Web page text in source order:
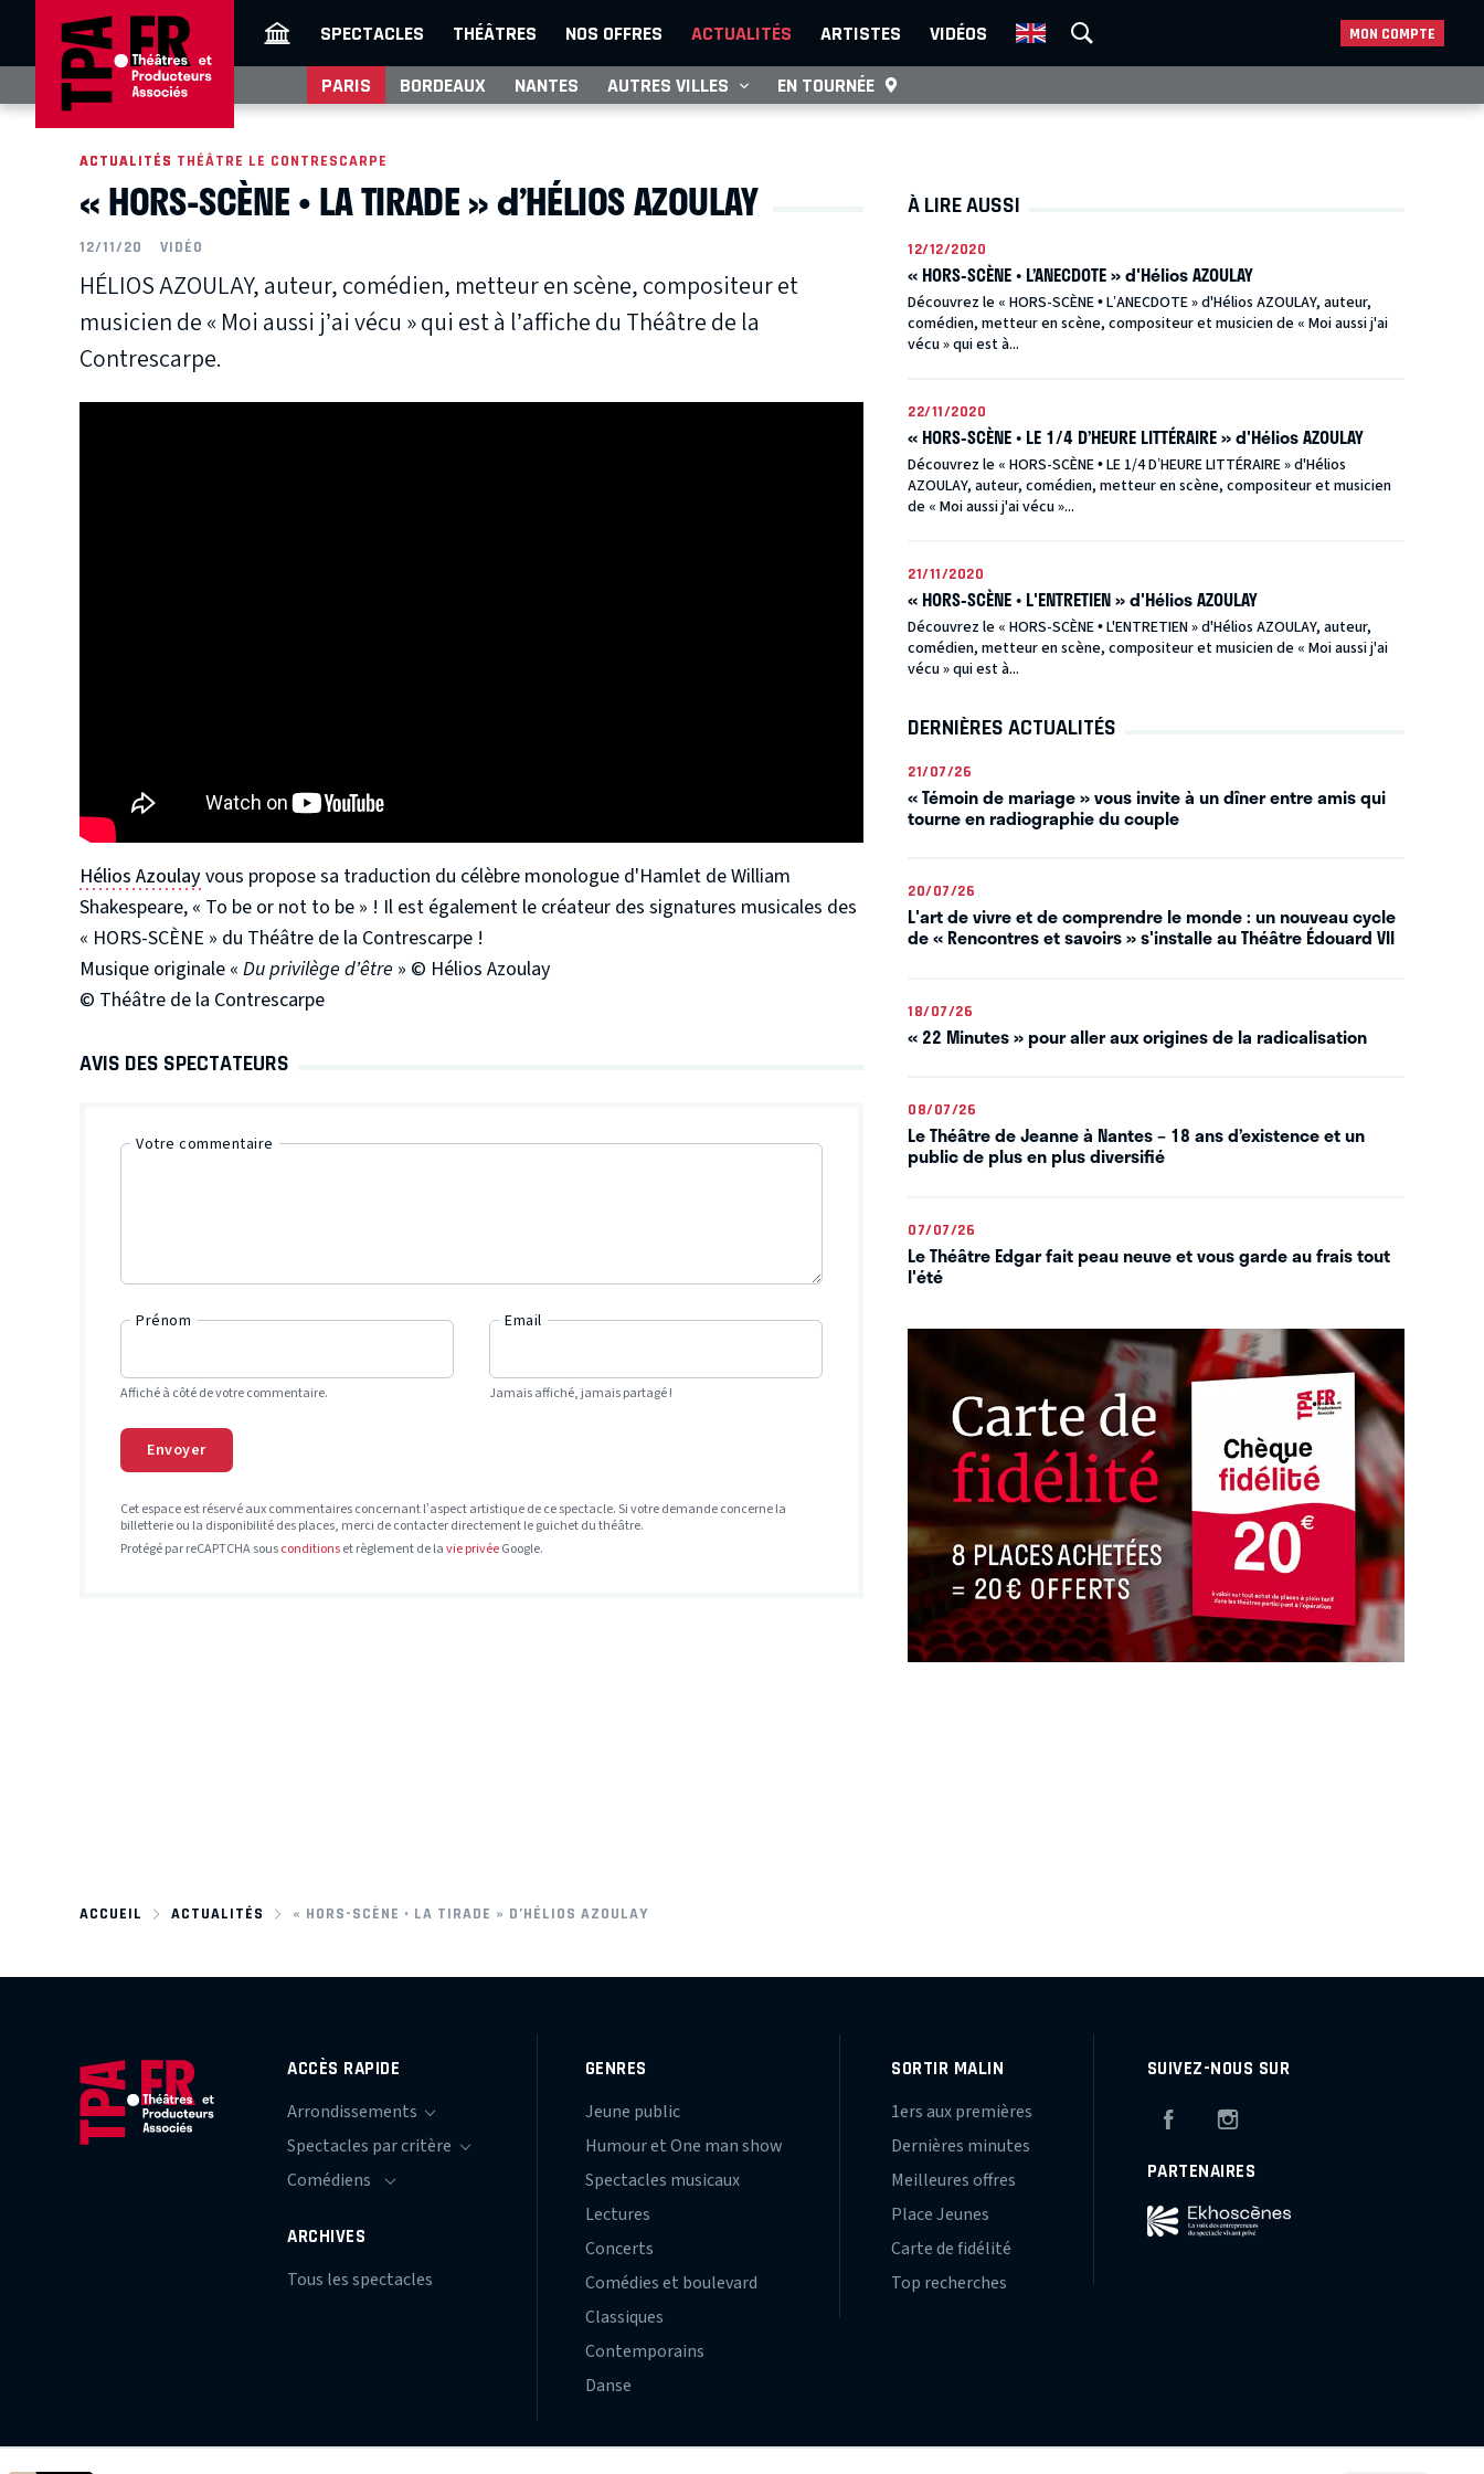
SPECTACLES THÉÂTRES NOS OFFRES ACTUALITÉS ARTISTES VIDÉOS MON COMPTE
PARIS BORDEAUX NANTES AUTRES VILLES EN TOURNÉE
ACTUALITÉS
ACTUALITÉS THÉÂTRE LE CONTRESCARPE
« HORS-SCÈNE • LA TIRADE » d’HÉLIOS AZOULAY
12/11/20 VIDÉO
HÉLIOS AZOULAY, auteur, comédien, metteur en scène, compositeur et
musicien de « Moi aussi j’ai vécu » qui est à l’affiche du Théâtre de la
Contrescarpe.
Hélios Azoulayvous propose sa traduction du célèbre monologue d'Hamlet de William
Shakespeare, « To be or not to be » ! Il est également le créateur des signatures musicales des
« HORS-SCÈNE » du Théâtre de la Contrescarpe !
Musique originale « Du privilège d’être » ©️ Hélios Azoulay
©️ Théâtre de la Contrescarpe
AVIS DES SPECTATEURS
Votre commentaire
Prénom
Affiché à côté de votre commentaire.
Email
Jamais affiché, jamais partagé !
Envoyer
Cet espace est réservé aux commentaires concernant l’aspect artistique de ce spectacle. Si votre demande concerne la
billetterie ou la disponibilité des places, merci de contacter directement le guichet du théâtre.
Protégé par reCAPTCHA sousconditionset règlement de lavie privéeGoogle.
À LIRE AUSSI
12/12/2020
« HORS-SCÈNE • L’ANECDOTE » d'Hélios AZOULAY
Découvrez le « HORS-SCÈNE • L’ANECDOTE » d'Hélios AZOULAY, auteur,
comédien, metteur en scène, compositeur et musicien de « Moi aussi j'ai
vécu » qui est à...
22/11/2020
« HORS-SCÈNE • LE 1/4 D’HEURE LITTÉRAIRE » d'Hélios AZOULAY
Découvrez le « HORS-SCÈNE • LE 1/4 D’HEURE LITTÉRAIRE » d'Hélios
AZOULAY, auteur, comédien, metteur en scène, compositeur et musicien
de « Moi aussi j'ai vécu »...
21/11/2020
« HORS-SCÈNE • L'ENTRETIEN » d'Hélios AZOULAY
Découvrez le « HORS-SCÈNE • L'ENTRETIEN » d'Hélios AZOULAY, auteur,
comédien, metteur en scène, compositeur et musicien de « Moi aussi j'ai
vécu » qui est à...
DERNIÈRES ACTUALITÉS
21/07/26
« Témoin de mariage » vous invite à un dîner entre amis qui
tourne en radiographie du couple
20/07/26
L'art de vivre et de comprendre le monde : un nouveau cycle
de « Rencontres et savoirs » s'installe au Théâtre Édouard VII
18/07/26
« 22 Minutes » pour aller aux origines de la radicalisation
08/07/26
Le Théâtre de Jeanne à Nantes – 18 ans d’existence et un
public de plus en plus diversifié
07/07/26
Le Théâtre Edgar fait peau neuve et vous garde au frais tout
l'été
ACCUEIL ACTUALITÉS « HORS-SCÈNE • LA TIRADE » D’HÉLIOS AZOULAY
ACCÈS RAPIDE
ARCHIVES
Tous les spectacles
GENRES
Jeune public
Humour et One man show
Spectacles musicaux
Lectures
Concerts
Comédies et boulevard
Classiques
Contemporains
Danse
SORTIR MALIN
1ers aux premières
Dernières minutes
Meilleures offres
Place Jeunes
Carte de fidélité
Top recherches
SUIVEZ-NOUS SUR
Facebook
PARTENAIRES